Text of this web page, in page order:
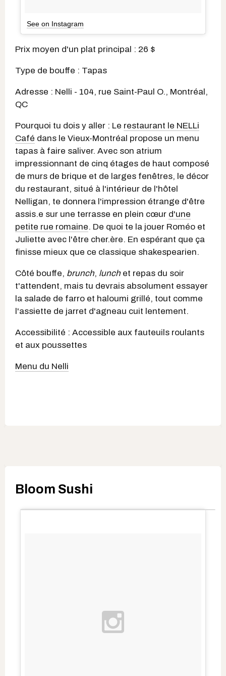
See on Instagram
Prix moyen d'un plat principal : 26 $
Type de bouffe : Tapas
Adresse : Nelli - 104, rue Saint-Paul O., Montréal,
QC
Pourquoi tu dois y aller : Le restaurant le NELLi
Café dans le Vieux-Montréal propose un menu
tapas à faire saliver. Avec son atrium
impressionnant de cinq étages de haut composé
de murs de brique et de larges fenêtres, le décor
du restaurant, situé à l'intérieur de l'hôtel
Nelligan, te donnera l'impression étrange d'être
assis.e sur une terrasse en plein cœur d'une
petite rue romaine. De quoi te la jouer Roméo et
Juliette avec l'être cher.ère. En espérant que ça
finisse mieux que ce classique shakespearien.
Côté bouffe, brunch, lunchet repas du soir
t'attendent, mais tu devrais absolument essayer
la salade de farro et haloumi grillé, tout comme
l'assiette de jarret d'agneau cuit lentement.
Accessibilité : Accessible aux fauteuils roulants
et aux poussettes
Menu du Nelli
Bloom Sushi